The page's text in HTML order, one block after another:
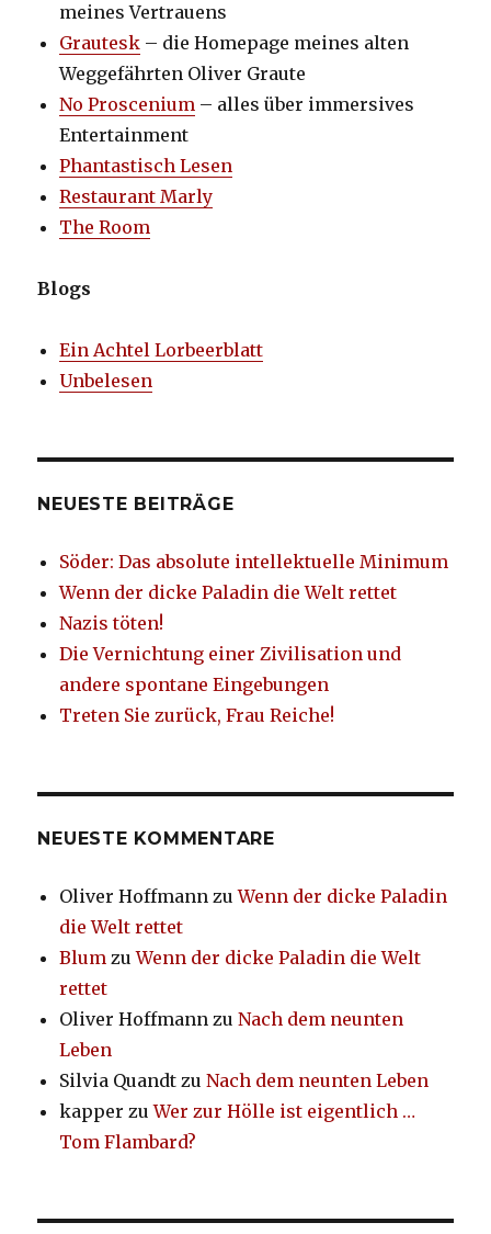
meines Vertrauens
Grautesk – die Homepage meines alten
Weggefährten Oliver Graute
No Proscenium – alles über immersives
Entertainment
Phantastisch Lesen
Restaurant Marly
The Room
Blogs
Ein Achtel Lorbeerblatt
Unbelesen
NEUESTE BEITRÄGE
Söder: Das absolute intellektuelle Minimum
Wenn der dicke Paladin die Welt rettet
Nazis töten!
Die Vernichtung einer Zivilisation und
andere spontane Eingebungen
Treten Sie zurück, Frau Reiche!
NEUESTE KOMMENTARE
Oliver Hoffmann zuWenn der dicke Paladin
die Welt rettet
Blum zuWenn der dicke Paladin die Welt
rettet
Oliver Hoffmann zuNach dem neunten
Leben
Silvia Quandt zuNach dem neunten Leben
kapper zuWer zur Hölle ist eigentlich …
Tom Flambard?